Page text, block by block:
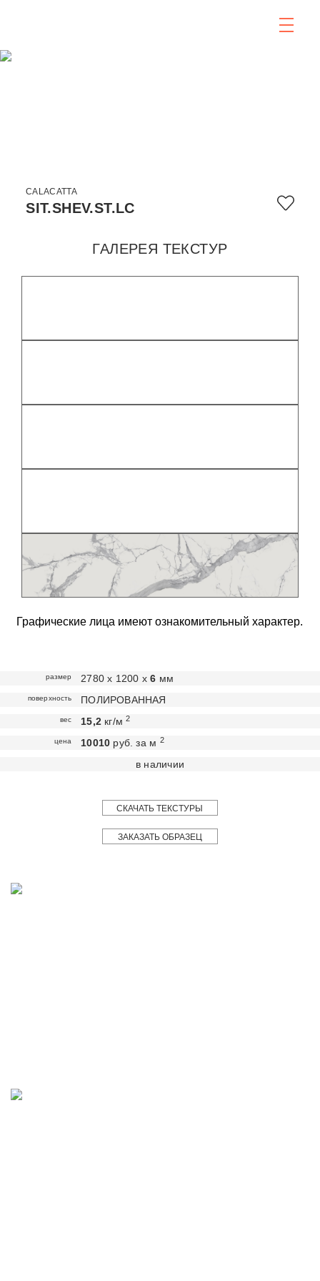
CALACATTA
SIT.SHEV.ST.LC
ГАЛЕРЕЯ ТЕКСТУР
Графические лица имеют ознакомительный характер.
размер 2780 х 1200 х6 мм
поверхность ПОЛИРОВАННАЯ
вес 15,2 кг/м2
цена 10010 руб. за м 2
в наличии
СКАЧАТЬ ТЕКСТУРЫ
ЗАКАЗАТЬ ОБРАЗЕЦ